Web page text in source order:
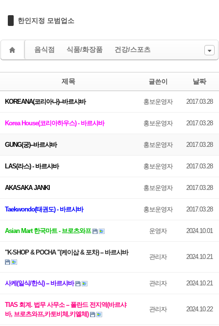
한인지정 모범업소
음식점 식품/화장품 건강/스포츠
제목 글쓴이 날짜
KOREANA(코리아나)--바르샤바 홍보운영자 2017.03.28
Korea House(코리아하우스) - 바르샤바 홍보운영자 2017.03.28
GUNG(궁)--바르샤바 홍보운영자 2017.03.28
LAS(라스) - 바르샤바 홍보운영자 2017.03.28
AKASAKA JANKI 홍보운영자 2017.03.28
Taekwondo(태권도) - 바르샤바 홍보운영자 2017.03.28
Asian Mart 한국마트 - 브로츠와프 운영자 2024.10.01
"K-SHOP & POCHA "(케이삽 & 포차) -- 바르샤바
관리자 2024.10.21
사케(일식/한식) -- 바르샤바 관리자 2024.10.21
TIAS 회계. 법무 사무소 -- 폴란드 전지역(바르샤
바, 브로츠와프,카토비체,키엘체)
관리자 2024.10.22